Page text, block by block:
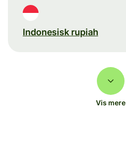
Indonesisk rupiah
Vis mere